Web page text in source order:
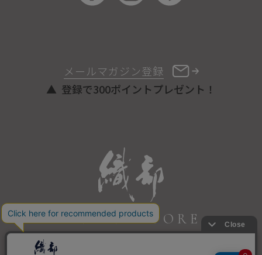
ONLINE STORE
メールマガジン登録
登録で300ポイントプレゼント！